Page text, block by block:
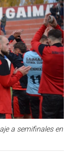
a semifinales en